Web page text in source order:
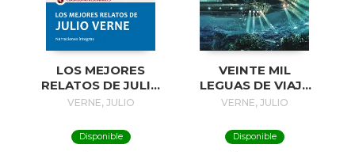
LOS MEJORES
RELATOS DE JULIO
VERNE
VERNE, JULIO
Disponible
VEINTE MIL
LEGUAS DE VIAJE
SUBMARINO
VERNE, JULIO
Disponible